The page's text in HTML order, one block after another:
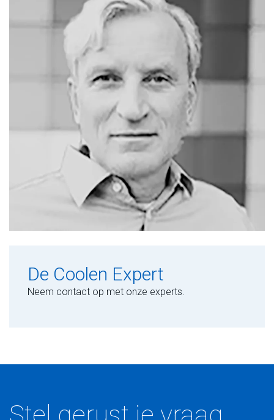
De Coolen Expert
Neem contact op met onze experts.